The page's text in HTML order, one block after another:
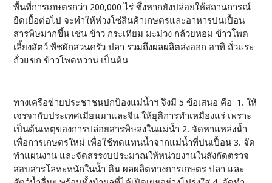
พื้นที่การเกษตรกว่า 200,000 ไร่ ซึ่งหากยังปล่อยให้สถานการณ์
ยืดเยื้อต่อไป จะทำให้ห่วงโซ่สินค้าเกษตรและอาหารปนเปื้อน
สารพิษมากขึ้น เช่น ข้าว กระเทียม มะม่วง กล้วยหอม ข้าวโพด
เลี้ยงสัตว์ พืชผักสวนครัว ปลา รวมถึงผลผลิตส่งออก อาทิ ถั่วแระ
ถั่วแขก ข้าวโพดหวาน เป็นต้น
ทางเครือข่ายประชาชนปกป้องแม่น้ำฯ จึงมี 5 ข้อเสนอ คือ 1. ให้
เจรจากับประเทศเมียนมาและจีน ให้ยุติการทำเหมืองแร่ เพราะ
เป็นต้นเหตุของการปล่อยสารพิษลงในแม่น้ำ 2. จัดหาแหล่งน้ำ
เพื่อการเกษตรใหม่ เพื่อใช้ทดแทนน้ำจากแม่น้ำที่ปนเปื้อน 3. จัด
ทำแผนงาน และจัดสรรงบประมาณให้หน่วยงานในสังกัดตรวจ
สอบสารโลหะหนักในน้ำ ดิน ผลผลิตทางการเกษตร ปลา และ